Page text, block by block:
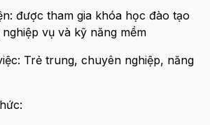
được tham gia khóa học đào tạo
vụ và kỹ năng mềm
Trẻ trung, chuyên nghiệp, năng